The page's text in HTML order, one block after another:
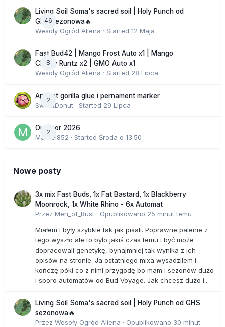
46
Living Soil Soma's sacred soil | Holy Punch od
GHS sezonowa🔥
Wesoły Ogród Aliena · Started 12 Maja
8
Fast Bud42 | Mango Frost Auto x1 | Mango
Cherry Runtz x2 | GMO Auto x1
Wesoły Ogród Aliena · Started 28 Lipca
2
Apricot gorilla glue i pernament marker
SweetDonut · Started 29 Lipca
2
Outdoor 2026
Marcel852 · Started Środa o 13:50
Nowe posty
3x mix Fast Buds, 1x Fat Bastard, 1x Blackberry
Moonrock, 1x White Rhino - 6x Automat
Przez Men_of_Rust · Opublikowano 25 minut temu
Miałem i były szybkie tak jak pisali. Poprawne palenie z
tego wyszło ale to było jakiś czas temu i być może
dopracowali genetykę, bynajmniej tak wynika z ich
opisów na stronie. Ja ostatniego mixa wysadzilem i
kończę póki co z nimi przygodę bo mam i sezonów dużo
i sporo automatów od Bud Voyage. Jak chcesz dużo i...
Living Soil Soma's sacred soil | Holy Punch od GHS
sezonowa🔥
Przez Wesoły Ogród Aliena · Opublikowano 30 minut